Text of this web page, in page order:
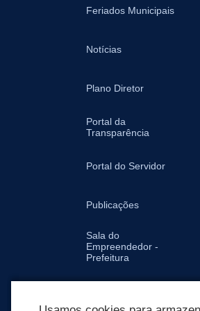
Feriados Municipais
Notícias
Plano Diretor
Portal da
Transparência
Portal do Servidor
Publicações
Sala do
Empreendedor -
Prefeitura